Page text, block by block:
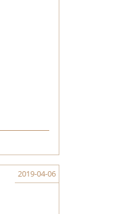
2019-04-06